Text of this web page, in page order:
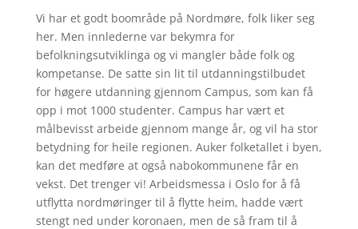
Vi har et godt boområde på Nordmøre, folk liker seg
her. Men innlederne var bekymra for
befolkningsutviklinga og vi mangler både folk og
kompetanse. De satte sin lit til utdanningstilbudet
for høgere utdanning gjennom Campus, som kan få
opp i mot 1000 studenter. Campus har vært et
målbevisst arbeide gjennom mange år, og vil ha stor
betydning for heile regionen. Auker folketallet i byen,
kan det medføre at også nabokommunene får en
vekst. Det trenger vi! Arbeidsmessa i Oslo for å få
utflytta nordmøringer til å flytte heim, hadde vært
stengt ned under koronaen, men de så fram til å